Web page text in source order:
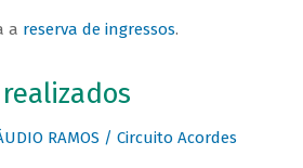
a reserva de ingressos.
RAMOS / Circuito Acordes